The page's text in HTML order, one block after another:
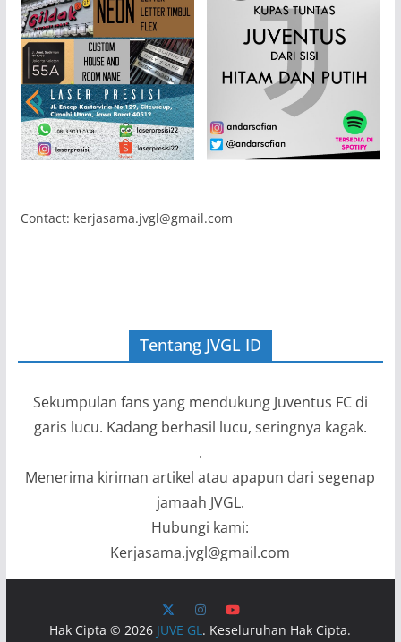
Contact: kerjasama.jvgl@gmail.com
Tentang JVGL ID
Sekumpulan fans yang mendukung Juventus FC di
garis lucu. Kadang berhasil lucu, seringnya kagak.
.
Menerima kiriman artikel atau apapun dari segenap
jamaah JVGL.
Hubungi kami:
Kerjasama.jvgl@gmail.com
Hak Cipta © 2026 JUVE GL. Keseluruhan Hak Cipta.